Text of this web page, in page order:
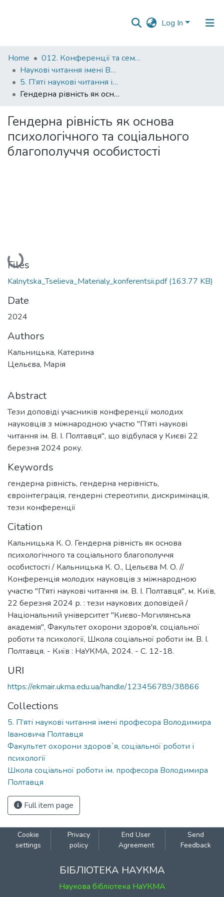
Log In
Communities
&
Collections
All of DSpace
Statistics
Home
012. Конференції та семінари НаУКМА
Наукові читання імені Володимира Івановича Полтавця
5. П’яті наукові читання імені професора Володимира Івановича Полтавця
Гендерна рівність як основа психологічного та соціального благополуччя особистості
Гендерна рівність як основа
психологічного та соціального
благополуччя особистості
Loading...
Files
Kalnytska_Tselieva_Materialy_konferentsii.pdf(163.77 KB)
Date
2024
Authors
Кальницька, Катерина
Цельєва, Марія
Abstract
Тези доповіді учасників конференції молодих
науковців з міжнародною участю "П’яті наукові
читання ім. В. І. Полтавця", що відбулася у Києві 22
березня 2024 року.
Keywords
гендерна рівність, гендерна нерівність,
євроінтеграція, гендерні стереотипи, дискримінація,
тези конференції
Citation
Кальницька К. О. Гендерна рівність як основа
психологічного та соціального благополуччя
особистості / Кальницька К. О., Цельєва М. О. //
Конференція молодих науковців з міжнародною
участю "П'яті наукові читання ім. В. І. Полтавця", м. Київ,
22 березня 2024 р. : тези наукових доповідей /
Національний університет "Києво-Могилянська
академія", Факультет охорони здоров'я, соціальної
роботи та психології, Школа соціальної роботи ім. В. І.
Полтавця. - Київ : НаУКМА, 2024. - С. 12-18.
URI
https://ekmair.ukma.edu.ua/handle/123456789/38866
Collections
5. П’яті наукові читання імені професора Володимира
Івановича Полтавця
Факультет охорони здоров`я, соціальної роботи і
психології
Школа соціальної роботи ім. професора Володимира
Полтавця
Full item page
Cookie
settings
Privacy
policy
End User
Agreement
Send
Feedback
БІБЛІОТЕКА НАУКМА
Наукова бібліотека НаУКМА